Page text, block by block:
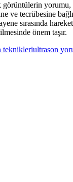
yorumu,
ve tecrübesine
sırasında
önem taşır.
teknikleriultrason